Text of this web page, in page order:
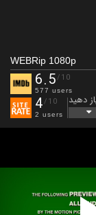
WEBRip 1080p
6.5/10
577 users
4/10
2 users
دهید